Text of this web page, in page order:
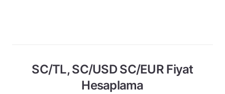
SC/TL, SC/USD SC/EUR Fiyat
Hesaplama